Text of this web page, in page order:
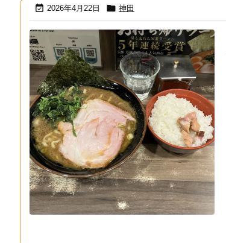
 2026年4月22日  神田